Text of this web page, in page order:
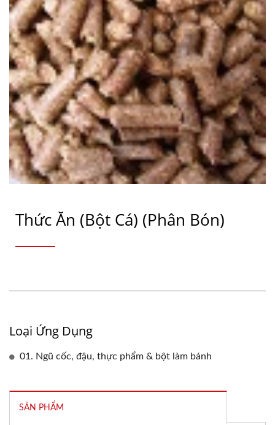
Thức Ăn (bột Cá) (phân Bón)
Loại Ứng Dụng
01. Ngũ cốc, đậu, thực phẩm & bột làm bánh
SẢN PHẨM